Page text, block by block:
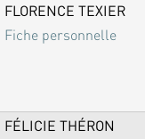
FLORENCE TEXIER
Fiche personnelle
FÉLICIE THÉRON